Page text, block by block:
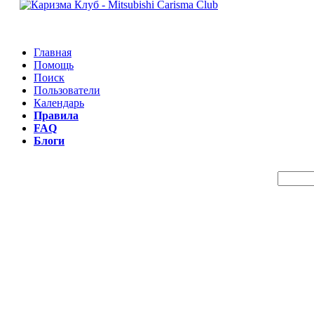
Главная
Помощь
Поиск
Пользователи
Календарь
Правила
FAQ
Блоги